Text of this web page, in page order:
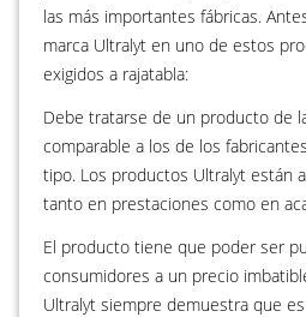
las más importantes fábricas.
marca Ultralyt en uno de estos
exigidos a rajatabla:
Debe tratarse de un producto de
comparable a los de los
tipo. Los productos Ultralyt están
tanto en prestaciones como en
El producto tiene que poder ser
consumidores a un precio
Ultralyt siempre demuestra que